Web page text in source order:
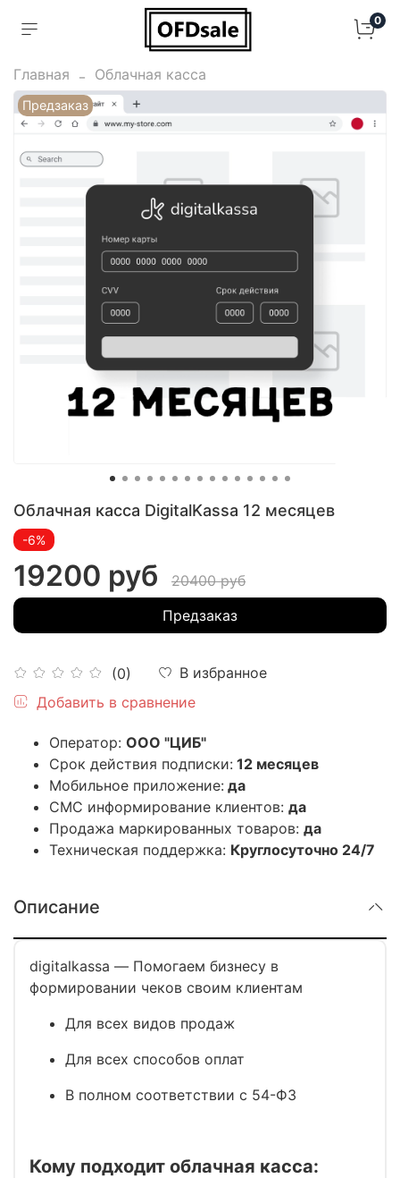
0
Главная Облачная касса
Предзаказ
Облачная касса DigitalKassa 12 месяцев
(0)
В избранное
Добавить в сравнение
-6%
19200 руб
20400 руб
Предзаказ
Оператор: ООО "ЦИБ"
Срок действия подписки: 12 месяцев
Мобильное приложение: да
СМС информирование клиентов: да
Продажа маркированных товаров: да
Техническая поддержка: Круглосуточно 24/7
Описание
digitalkassa — Помогаем бизнесу в
формировании чеков своим клиентам
Для всех видов продаж
Для всех способов оплат
В полном соответствии с 54-ФЗ
Кому подходит облачная касса: